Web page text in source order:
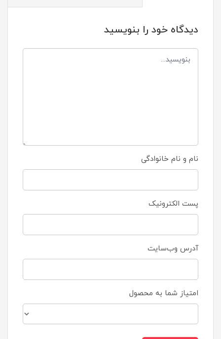
دیدگاه خود را بنویسید
نام و نام خانوادگی
پست الکترونیک
آدرس وب‌سایت
امتیاز شما به محصول